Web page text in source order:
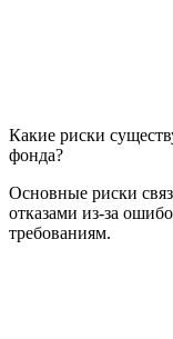
Какие риски
фонда?
Основные риски
отказами из-за
требованиям.